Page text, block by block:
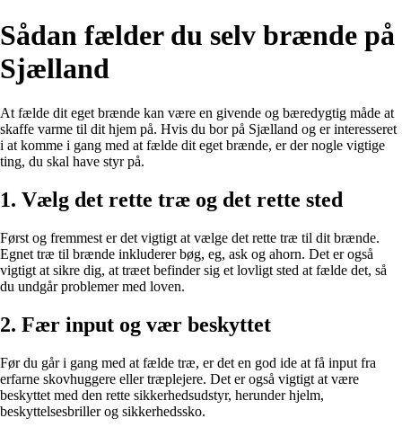
Sådan fælder du selv brænde på
Sjælland
At fælde dit eget brænde kan være en givende og bæredygtig måde at
skaffe varme til dit hjem på. Hvis du bor på Sjælland og er interesseret
i at komme i gang med at fælde dit eget brænde, er der nogle vigtige
ting, du skal have styr på.
1. Vælg det rette træ og det rette sted
Først og fremmest er det vigtigt at vælge det rette træ til dit brænde.
Egnet træ til brænde inkluderer bøg, eg, ask og ahorn. Det er også
vigtigt at sikre dig, at træet befinder sig et lovligt sted at fælde det, så
du undgår problemer med loven.
2. Fær input og vær beskyttet
Før du går i gang med at fælde træ, er det en god ide at få input fra
erfarne skovhuggere eller træplejere. Det er også vigtigt at være
beskyttet med den rette sikkerhedsudstyr, herunder hjelm,
beskyttelsesbriller og sikkerhedssko.